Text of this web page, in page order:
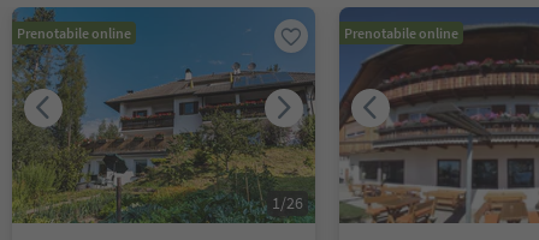
Prenotabile online
1/26
Prenotabile online